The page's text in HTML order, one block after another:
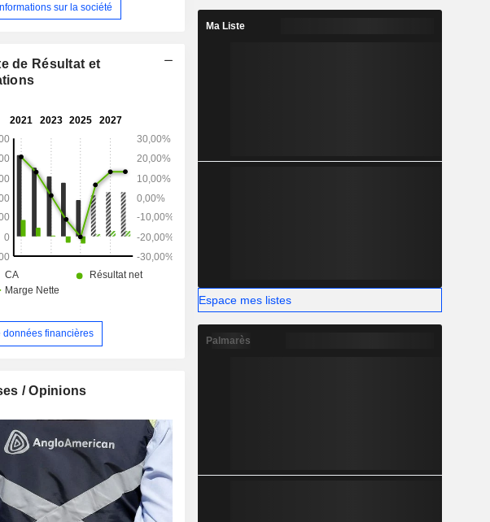
sur la société
de Résultat et
données financières
/ Opinions
Ma Liste
Espace mes listes
Palmarès